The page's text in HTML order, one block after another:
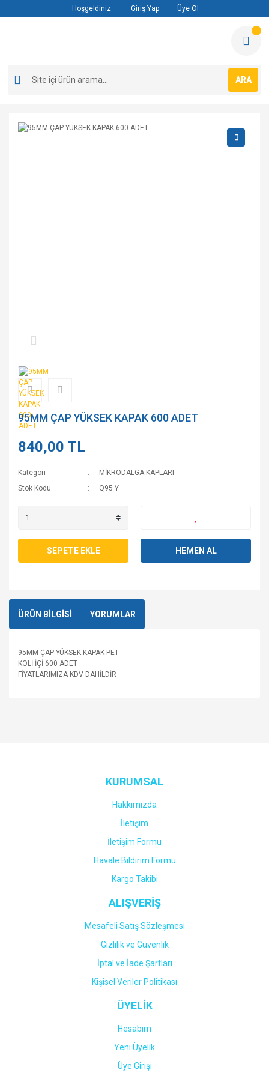
Hoşgeldiniz Giriş Yap Üye Ol
ARA
95MM ÇAP YÜKSEK KAPAK 600 ADET
840,00 TL
Kategori
MİKRODALGA KAPLARI
Stok Kodu
Q95 Y
SEPETE EKLE HEMEN AL
ÜRÜN BİLGİSİ YORUMLAR
95MM ÇAP YÜKSEK KAPAK PET
KOLİ İÇİ 600 ADET
FİYATLARIMIZA KDV DAHİLDİR
KURUMSAL
Hakkımızda
İletişim
İletişim Formu
Havale Bildirim Formu
Kargo Takibi
ALIŞVERİŞ
Mesafeli Satış Sözleşmesi
Gizlilik ve Güvenlik
İptal ve İade Şartları
Kişisel Veriler Politikası
ÜYELİK
Hesabım
Yeni Üyelik
Üye Girişi